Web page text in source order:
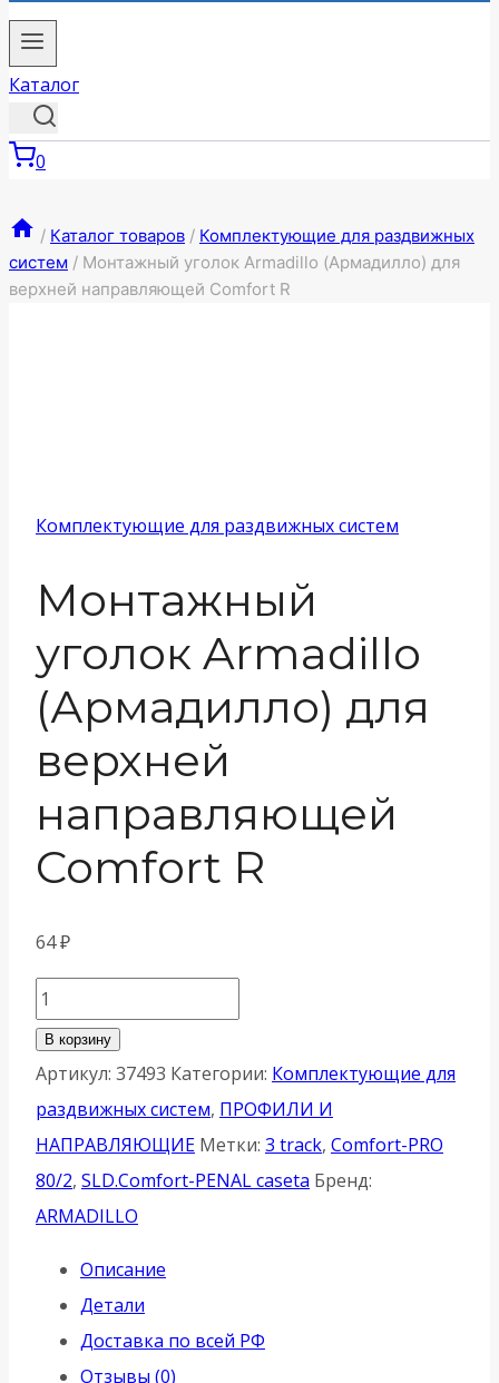
Каталог
0
/ Каталог товаров / Комплектующие для раздвижных
систем / Монтажный уголок Armadillo (Армадилло) для
верхней направляющей Comfort R
Комплектующие для раздвижных систем
Монтажный
уголок Armadillo
(Армадилло) для
верхней
направляющей
Comfort R
64₽
Количество
товара
Монтажный
уголок
Armadillo
(Армадилло)
для
направляющей
Comfort
В корзину
Артикул: 37493 Категории: Комплектующие для
раздвижных систем, ПРОФИЛИ И
НАПРАВЛЯЮЩИЕ Метки: 3 track, Comfort-PRO
80/2, SLD.Comfort-PENAL caseta Бренд:
ARMADILLO
Описание
Детали
Доставка по всей РФ
Отзывы (0)